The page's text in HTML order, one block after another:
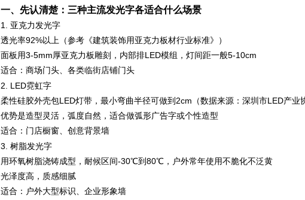
一、先认清楚：三种主流发光字各适合什么场景
‌1. 亚克力发光字‌
透光率92%以上（参考《建筑装饰用亚克力板材行业标准》）
面板用3-5mm厚亚克力板雕刻，内部排LED模组，灯间距一般5-10cm
适合：商场门头、各类临街店铺门头
‌2. LED霓虹字‌
柔性硅胶外壳包LED灯带，最小弯曲半径可做到2cm（数据来源：深圳市LED产业
优势是造型灵活，弧度自然，适合做弧形广告字或个性造型
适合：门店橱窗、创意背景墙
‌3. 树脂发光字‌
用环氧树脂浇铸成型，耐候区间-30℃到80℃，户外常年使用不脆化不泛黄
光泽度高，质感细腻
适合：户外大型标识、企业形象墙